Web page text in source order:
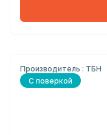
Производитель : ТБН
С поверкой